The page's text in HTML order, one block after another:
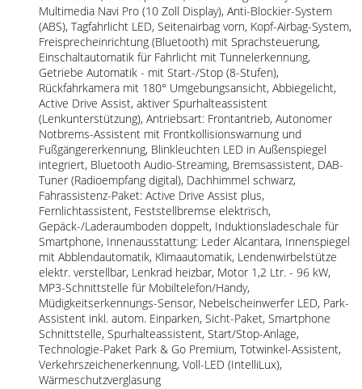
Multimedia Navi Pro (10 Zoll Display), Anti-Blockier-System
(ABS), Tagfahrlicht LED, Seitenairbag vorn, Kopf-Airbag-System,
Freisprecheinrichtung (Bluetooth) mit Sprachsteuerung,
Einschaltautomatik für Fahrlicht mit Tunnelerkennung,
Getriebe Automatik - mit Start-/Stop (8-Stufen),
Rückfahrkamera mit 180° Umgebungsansicht, Abbiegelicht,
Active Drive Assist, aktiver Spurhalteassistent
(Lenkunterstützung), Antriebsart: Frontantrieb, Autonomer
Notbrems-Assistent mit Frontkollisionswarnung und
Fußgängererkennung, Blinkleuchten LED in Außenspiegel
integriert, Bluetooth Audio-Streaming, Bremsassistent, DAB-
Tuner (Radioempfang digital), Dachhimmel schwarz,
Fahrassistenz-Paket: Active Drive Assist plus,
Fernlichtassistent, Feststellbremse elektrisch,
Gepäck-/Laderaumboden doppelt, Induktionsladeschale für
Smartphone, Innenausstattung: Leder Alcantara, Innenspiegel
mit Abblendautomatik, Klimaautomatik, Lendenwirbelstütze
elektr. verstellbar, Lenkrad heizbar, Motor 1,2 Ltr. - 96 kW,
MP3-Schnittstelle für Mobiltelefon/Handy,
Müdigkeitserkennungs-Sensor, Nebelscheinwerfer LED, Park-
Assistent inkl. autom. Einparken, Sicht-Paket, Smartphone
Schnittstelle, Spurhalteassistent, Start/Stop-Anlage,
Technologie-Paket Park & Go Premium, Totwinkel-Assistent,
Verkehrszeichenerkennung, Voll-LED (IntelliLux),
Wärmeschutzverglasung